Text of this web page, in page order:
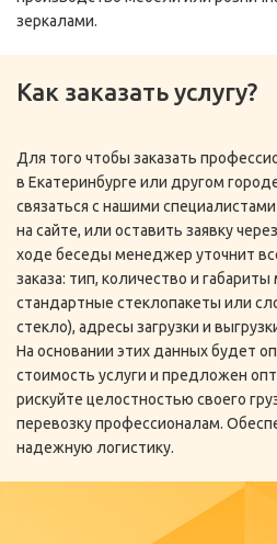
зеркалами.
Как заказать услугу?
Для того чтобы заказать
в Екатеринбурге или другом
связаться с нашими
на сайте, или оставить заявку
ходе беседы менеджер уточнит
заказа: тип, количество и
стандартные стеклопакеты или
стекло), адресы загрузки и
На основании этих данных будет
стоимость услуги и предложен
рискуйте целостностью своего
перевозку профессионалам.
надежную логистику.